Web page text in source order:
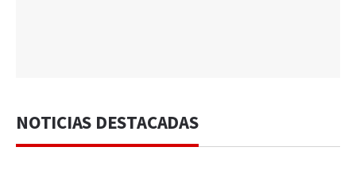
NOTICIAS DESTACADAS